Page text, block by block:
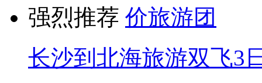
强烈推荐
长沙到北海旅游双飞3